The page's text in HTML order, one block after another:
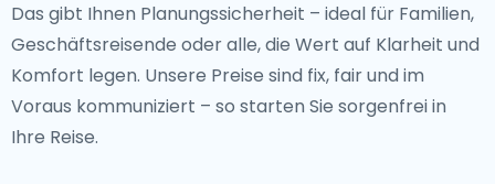
Das gibt Ihnen Planungssicherheit – ideal für Familien,
Geschäftsreisende oder alle, die Wert auf Klarheit und
Komfort legen. Unsere Preise sind fix, fair und im
Voraus kommuniziert – so starten Sie sorgenfrei in
Ihre Reise.